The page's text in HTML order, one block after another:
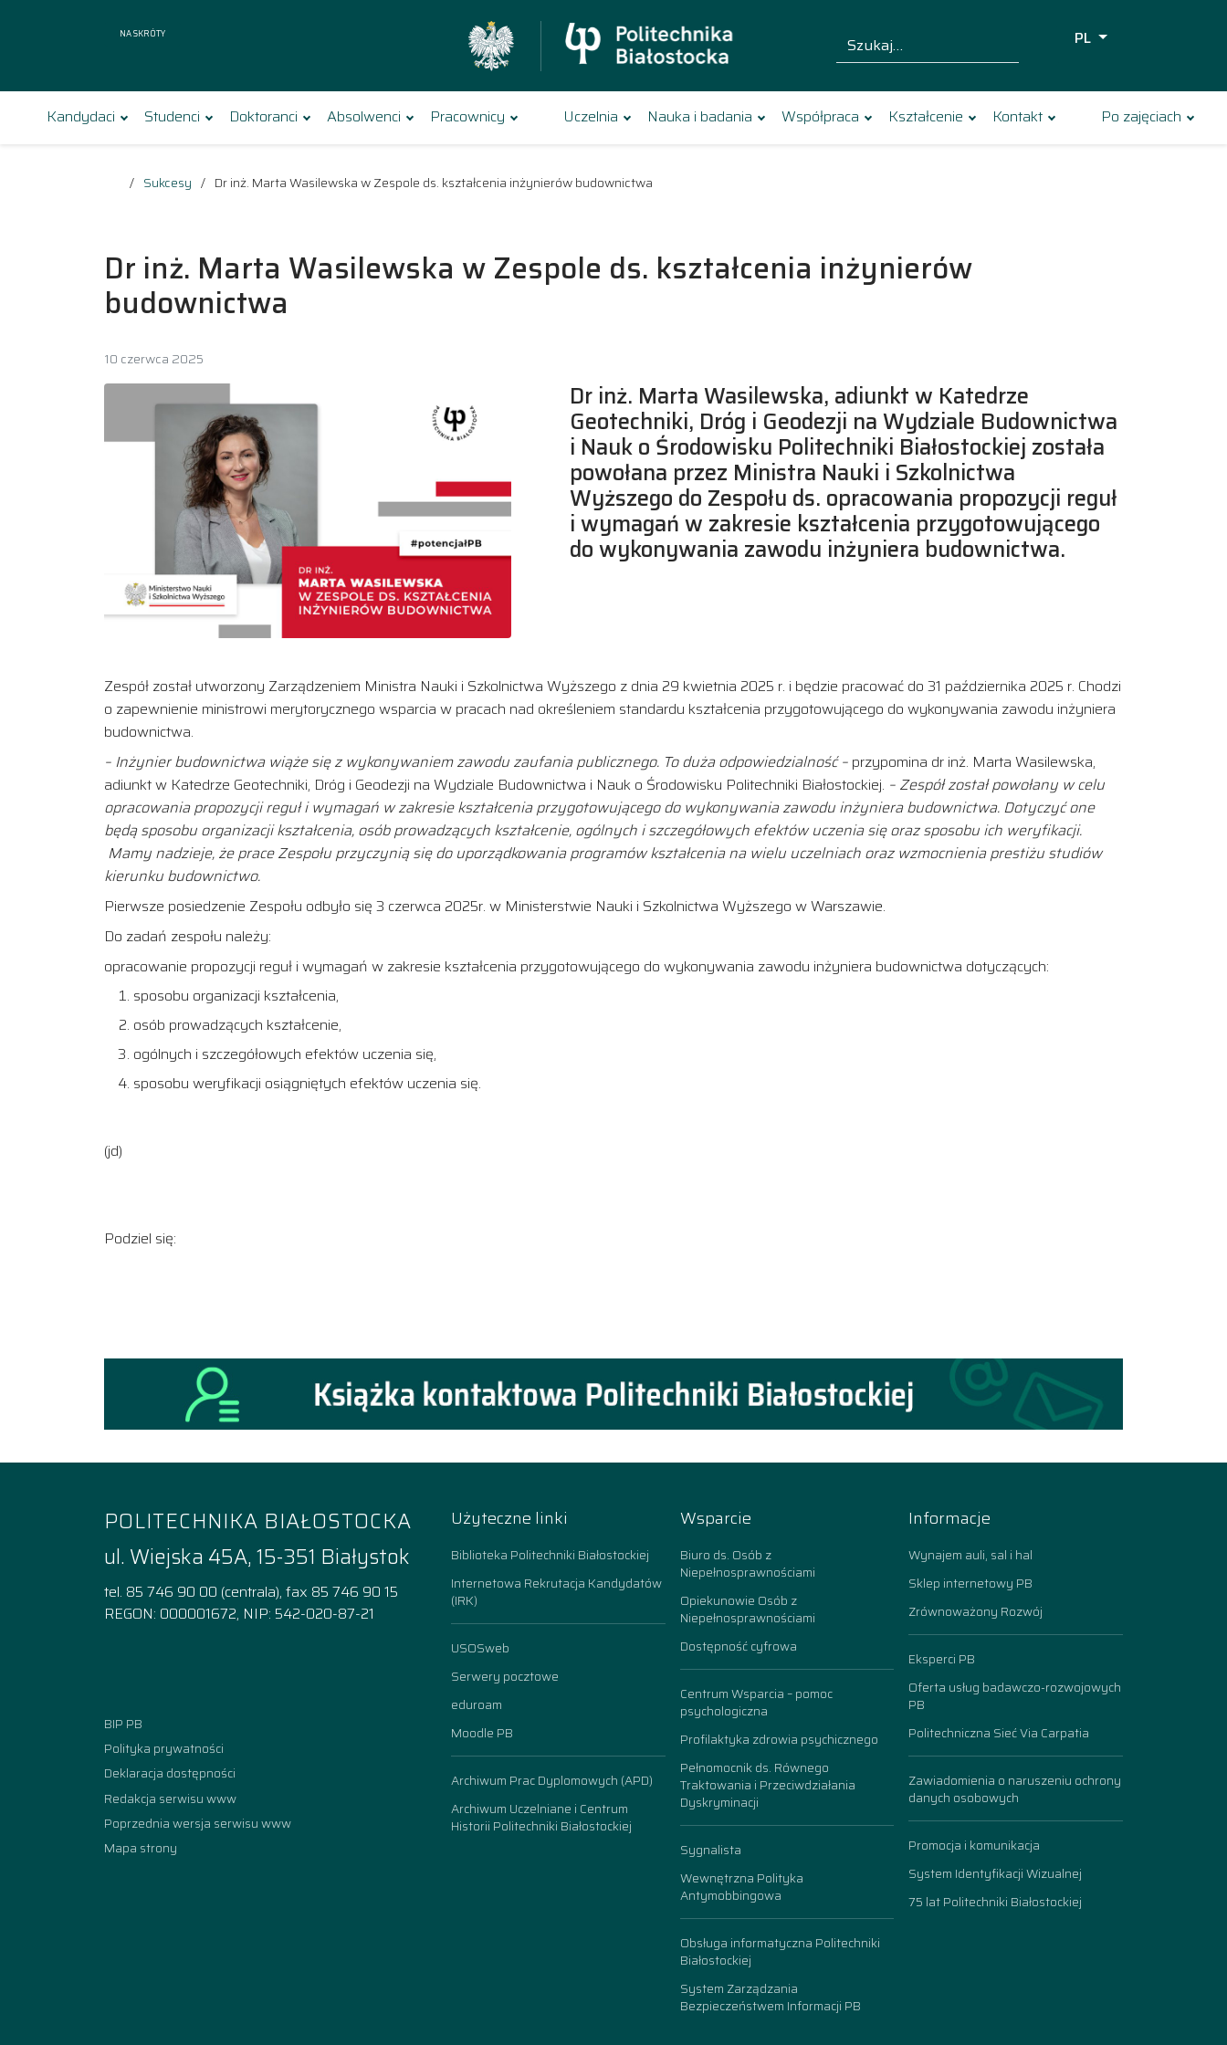
Na skróty Szukaj dla:
PL
Kandydaci Studenci Doktoranci Absolwenci Pracownicy Uczelnia Nauka i badania Współpraca Kształcenie Kontakt Po zajęciach
Sukcesy Dr inż. Marta Wasilewska w Zespole ds. kształcenia inżynierów budownictwa
Dr inż. Marta Wasilewska w Zespole ds. kształcenia inżynierów
budownictwa
10 czerwca 2025
Dr inż. Marta Wasilewska, adiunkt w Katedrze
Geotechniki, Dróg i Geodezji na Wydziale Budownictwa
i Nauk o Środowisku Politechniki Białostockiej została
powołana przez Ministra Nauki i Szkolnictwa
Wyższego do Zespołu ds. opracowania propozycji reguł
i wymagań w zakresie kształcenia przygotowującego
do wykonywania zawodu inżyniera budownictwa.
Zespół został utworzony Zarządzeniem Ministra Nauki i Szkolnictwa Wyższego z dnia 29 kwietnia 2025 r. i będzie pracować do 31 października 2025 r. Chodzi
o zapewnienie ministrowi merytorycznego wsparcia w pracach nad określeniem standardu kształcenia przygotowującego do wykonywania zawodu inżyniera
budownictwa.
– Inżynier budownictwa wiąże się z wykonywaniem zawodu zaufania publicznego. To duża odpowiedzialność – przypomina dr inż. Marta Wasilewska,
adiunkt w Katedrze Geotechniki, Dróg i Geodezji na Wydziale Budownictwa i Nauk o Środowisku Politechniki Białostockiej. – Zespół został powołany w celu
opracowania propozycji reguł i wymagań w zakresie kształcenia przygotowującego do wykonywania zawodu inżyniera budownictwa. Dotyczyć one
będą sposobu organizacji kształcenia, osób prowadzących kształcenie, ogólnych i szczegółowych efektów uczenia się oraz sposobu ich weryfikacji.
Mamy nadzieje, że prace Zespołu przyczynią się do uporządkowania programów kształcenia na wielu uczelniach oraz wzmocnienia prestiżu studiów
kierunku budownictwo.
Pierwsze posiedzenie Zespołu odbyło się 3 czerwca 2025r. w Ministerstwie Nauki i Szkolnictwa Wyższego w Warszawie.
Do zadań zespołu należy:
opracowanie propozycji reguł i wymagań w zakresie kształcenia przygotowującego do wykonywania zawodu inżyniera budownictwa dotyczących:
sposobu organizacji kształcenia,
osób prowadzących kształcenie,
ogólnych i szczegółowych efektów uczenia się,
sposobu weryfikacji osiągniętych efektów uczenia się.
(jd)
Podziel się:
POLITECHNIKA BIAŁOSTOCKA
ul. Wiejska 45A, 15-351 Białystok
tel. 85 746 90 00 (centrala), fax 85 746 90 15
REGON: 000001672, NIP: 542-020-87-21
BIP PB
Polityka prywatności
Deklaracja dostępności
Redakcja serwisu www
Poprzednia wersja serwisu www
Mapa strony
Użyteczne linki
Biblioteka Politechniki Białostockiej
Internetowa Rekrutacja Kandydatów
(IRK)
USOSweb
Serwery pocztowe
eduroam
Moodle PB
Archiwum Prac Dyplomowych (APD)
Archiwum Uczelniane i Centrum
Historii Politechniki Białostockiej
Wsparcie
Biuro ds. Osób z
Niepełnosprawnościami
Opiekunowie Osób z
Niepełnosprawnościami
Dostępność cyfrowa
Centrum Wsparcia – pomoc
psychologiczna
Profilaktyka zdrowia psychicznego
Pełnomocnik ds. Równego
Traktowania i Przeciwdziałania
Dyskryminacji
Sygnalista
Wewnętrzna Polityka
Antymobbingowa
Obsługa informatyczna Politechniki
Białostockiej
System Zarządzania
Bezpieczeństwem Informacji PB
Informacje
Wynajem auli, sal i hal
Sklep internetowy PB
Zrównoważony Rozwój
Eksperci PB
Oferta usług badawczo-rozwojowych
PB
Politechniczna Sieć Via Carpatia
Zawiadomienia o naruszeniu ochrony
danych osobowych
Promocja i komunikacja
System Identyfikacji Wizualnej
75 lat Politechniki Białostockiej